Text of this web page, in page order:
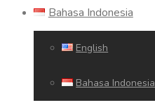
Bahasa Indonesia
English
Bahasa Indonesia